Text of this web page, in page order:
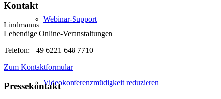
Webinar-Support
Videokonferenzmüdigkeit reduzieren
Kontakt
Lindmanns
Lebendige Online-Veranstaltungen
Telefon: +49 6221 648 7710
Zum Kontaktformular
Pressekontakt